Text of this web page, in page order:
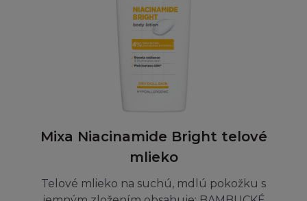
Mixa Niacinamide Bright telové
mlieko
Telové mlieko na suchú, mdlú pokožku s
odškodnění a náklady (včetně příslušných
soudních poplatků) jim přisouzené nebo jinak
přivozené v souvislosti s nebo z nároků, žaloby,
opatření nebo kroků třetí osoby
UKONČENÍ
Buď vy nebo L´Oréal můžete kdykoliv
důvodů. Pokud L´Oréal odstoupí od těchto